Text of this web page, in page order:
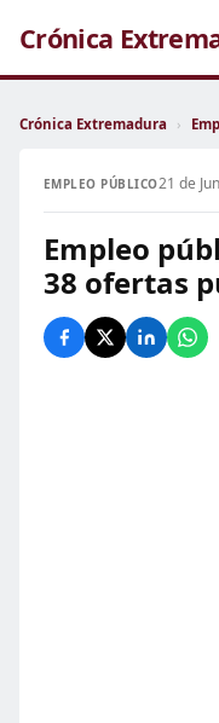
Crónica
Crónica Extremadura ›
EMPLEO PÚBLICO21 de
Empleo
38 ofertas